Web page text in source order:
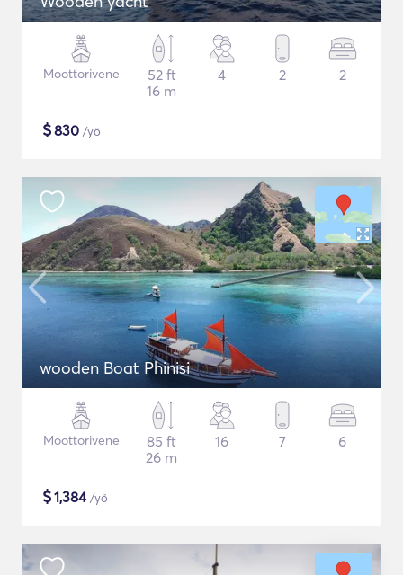
Moottorivene
52 ft
16 m
4 2 2
$830 /yö
wooden Boat Phinisi
Moottorivene
85 ft
26 m
16 7 6
$1,384/yö